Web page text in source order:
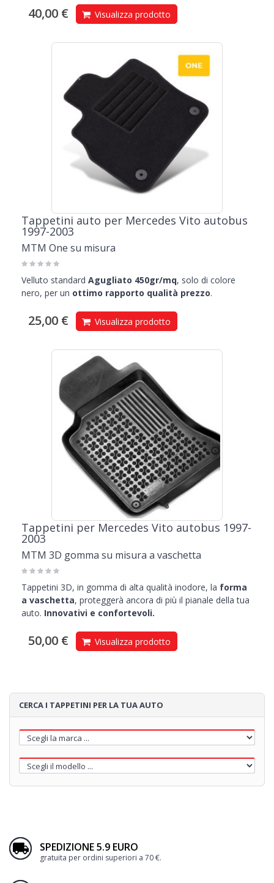
40,00 € Visualizza prodotto
Tappetini auto per Mercedes Vito autobus
1997-2003
MTM One su misura
Velluto standard Agugliato 450gr/mq, solo di colore
nero, per un ottimo rapporto qualità prezzo.
25,00 € Visualizza prodotto
Tappetini per Mercedes Vito autobus 1997-
2003
MTM 3D gomma su misura a vaschetta
Tappetini 3D, in gomma di alta qualità inodore, la forma
a vaschetta, proteggerà ancora di più il pianale della tua
auto. Innovativi e confortevoli.
50,00 € Visualizza prodotto
CERCA I TAPPETINI PER LA TUA AUTO
SPEDIZIONE 5.9 EURO
gratuita per ordini superiori a 70 €.